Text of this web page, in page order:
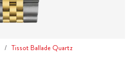
Tissot Ballade Quartz